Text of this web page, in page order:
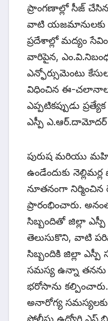
ప్రాంగణాల్లో సీజ్
వాటి యజమానులకు
ప్రదేశాల్లో మద్యం
వారిపైన,
ఎన్ఫోర్సుమెంటు
విధించిన ఈ-
ఎప్పటికప్పుడు
ఎస్పీ ఎ.ఆర్.దామోదర్
పురుష మరియు
ఉండేందుకు
నూతనంగా నిర్మించిన
ప్రారంభించారు.
సిబ్బందితో జిల్లా
తెలుసుకొని, వాటి
సిబ్బందికి జిల్లా
సమస్య ఉన్నా తనను
భరోసాను
అనారోగ్య సమస్యలకు
పోలీసు ఉద్యోగి